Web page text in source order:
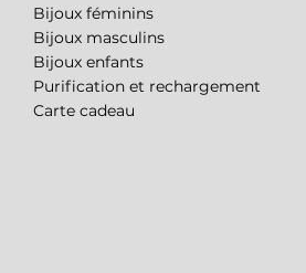
Bijoux féminins
Bijoux masculins
Bijoux enfants
Purification et rechargement
Carte cadeau